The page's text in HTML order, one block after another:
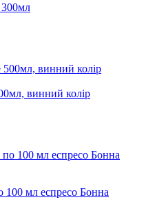
300мл
винний колір
мл еспресо Бонна